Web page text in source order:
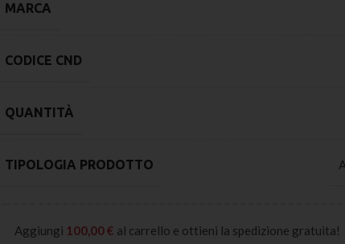
MARCA
CODICE CND
QUANTITÀ
TIPOLOGIA PRODOTTO
Aggiungi 100,00€ al carrello e ottieni la spedizione gratuita!